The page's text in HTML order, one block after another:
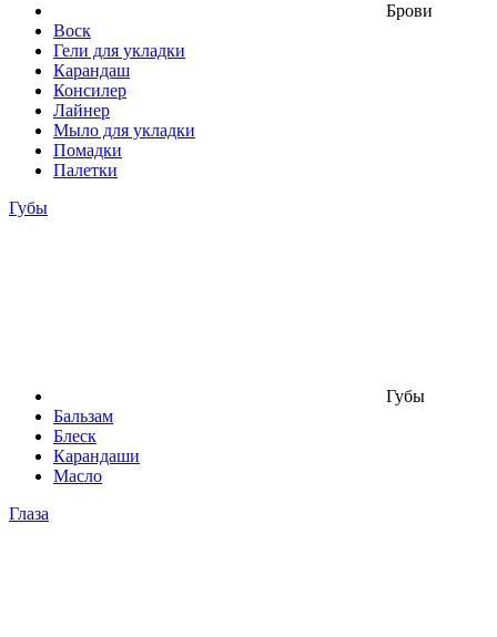
Брови
Воск
Гели для укладки
Карандаш
Консилер
Лайнер
Мыло для укладки
Помадки
Палетки
Губы
Губы
Бальзам
Блеск
Карандаши
Масло
Глаза